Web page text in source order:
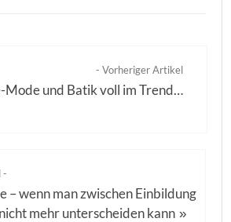
- Vorheriger Artikel
Mode und Batik voll im Trend…
-
– wenn man zwischen Einbildung
mehr unterscheiden kann »